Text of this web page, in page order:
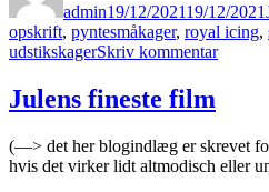
admin19/12/202119/12/2021
opskrift, pyntesmåkager, royal icing,
udstikskagerSkriv kommentartil
Julens fineste film
(—> det her blogindlæg er skrevet
hvis det virker lidt altmodisch eller